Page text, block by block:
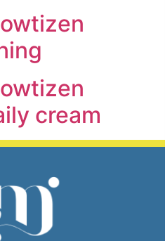
cream